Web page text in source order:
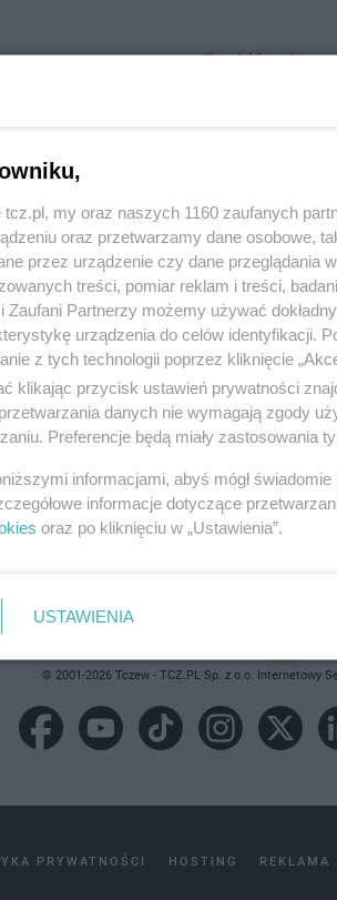
Znajdź
Wybrane ogłoszenie nie istnieje lub
© 2001-2026 Tczew - TCZ.PL Sp. z o.o. Internetowy
PRYWATNOŚCI HOSTING REKLAMA
tcz.pl, my oraz naszych 1160 zaufanych
oraz przetwarzamy dane osobowe,
przez urządzenie czy dane przeglądania
treści, pomiar reklam i treści,
Zaufani Partnerzy możemy używać
urządzenia do celów identyfikacji.
z tych technologii poprzez kliknięcie
klikając przycisk ustawień prywatności
danych nie wymagają zgody
Preferencje będą miały zastosowania
informacjami, abyś mógł
informacje dotyczące
oraz po kliknięciu w „Ustawienia”.
USTAWIENIA